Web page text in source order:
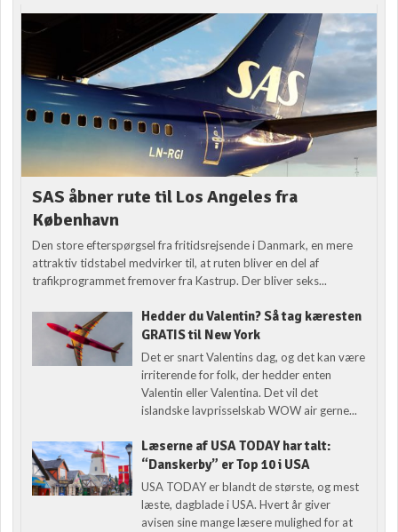
SAS åbner rute til Los Angeles fra
København
Den store efterspørgsel fra fritidsrejsende i Danmark, en mere
attraktiv tidstabel medvirker til, at ruten bliver en del af
trafikprogrammet fremover fra Kastrup. Der bliver seks...
Hedder du Valentin? Så tag kæresten
GRATIS til New York
Det er snart Valentins dag, og det kan være
irriterende for folk, der hedder enten
Valentin eller Valentina. Det vil det
islandske lavprisselskab WOW air gerne...
Læserne af USA TODAY har talt:
“Danskerby” er Top 10 i USA
USA TODAY er blandt de største, og mest
læste, dagblade i USA. Hvert år giver
avisen sine mange læsere mulighed for at